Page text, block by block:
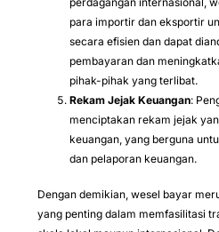
para importir dan eksportir
secara efisien dan dapat
pembayaran dan
pihak-pihak yang terlibat.
Rekam Jejak Keuangan:
menciptakan rekam jejak
keuangan, yang berguna
dan pelaporan keuangan.
Dengan demikian, wesel bayar
yang penting dalam memfasilitasi